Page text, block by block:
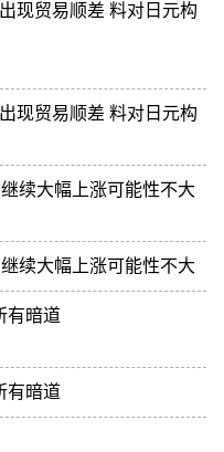
现贸易顺差 料对日元构
现贸易顺差 料对日元构
续大幅上涨可能性不大
续大幅上涨可能性不大
有暗道
有暗道